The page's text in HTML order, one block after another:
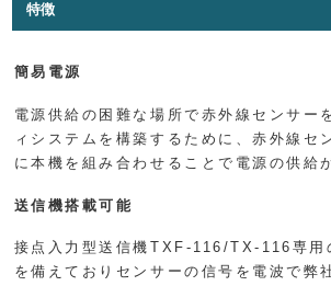
特徴
簡易電源
電源供給の困難な場所で赤外線センサー
ィシステムを構築するために、赤外線
に本機を組み合わせることで電源の供給
送信機搭載可能
接点入力型送信機TXF-116/TX-116専用
を備えておりセンサーの信号を電波で弊